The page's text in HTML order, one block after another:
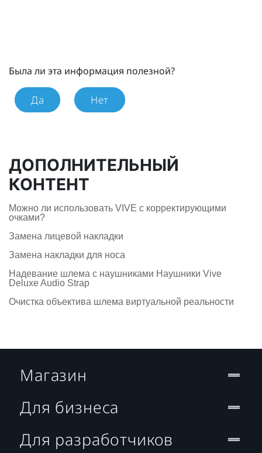
Была ли эта информация полезной?
Да Нет
ДОПОЛНИТЕЛЬНЫЙ
КОНТЕНТ
Можно ли использовать VIVE c корректирующими
очками?
Замена лицевой накладки
Замена накладки для носа
Надевание шлема с наушниками Наушники Vive
Deluxe Audio Strap
Очистка объектива шлема виртуальной реальности
Магазин
Для бизнеса
Для разработчиков